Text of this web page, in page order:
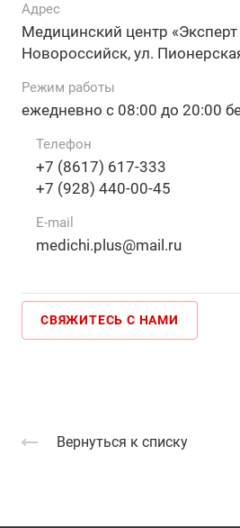
Адрес
Медицинский центр «Эксперт
Новороссийск, ул.
Режим работы
ежедневно с 08:00 до 20:00
Телефон
+7 (8617) 617-333
+7 (928) 440-00-45
E-mail
medichi.plus@mail.ru
СВЯЖИТЕСЬ С НАМИ
Вернуться к списку